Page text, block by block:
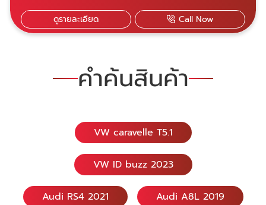
ดูรายละเอียด Call Now
คำค้นสินค้า
VW caravelle T5.1
VW ID buzz 2023
Audi RS4 2021 Audi A8L 2019